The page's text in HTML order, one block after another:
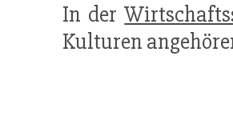
In der
Kulturen